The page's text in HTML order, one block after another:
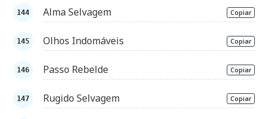
Alma Selvagem Copiar
Olhos Indomáveis Copiar
Passo Rebelde Copiar
Rugido Selvagem Copiar